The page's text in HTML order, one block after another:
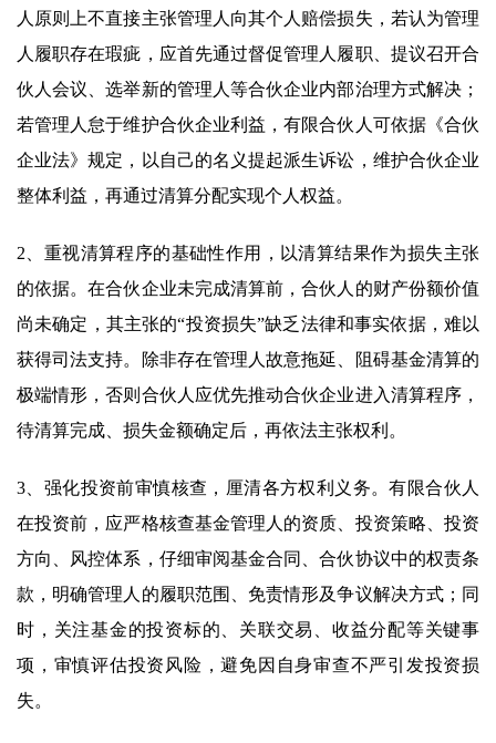
人原则上不直接主张管理人向其个人赔偿损失，若认为管理
人履职存在瑕疵，应首先通过督促管理人履职、提议召开合
伙人会议、选举新的管理人等合伙企业内部治理方式解决；
若管理人怠于维护合伙企业利益，有限合伙人可依据《合伙
企业法》规定，以自己的名义提起派生诉讼，维护合伙企业
整体利益，再通过清算分配实现个人权益。
2、重视清算程序的基础性作用，以清算结果作为损失主张
的依据。在合伙企业未完成清算前，合伙人的财产份额价值
尚未确定，其主张的“投资损失”缺乏法律和事实依据，难以
获得司法支持。除非存在管理人故意拖延、阻碍基金清算的
极端情形，否则合伙人应优先推动合伙企业进入清算程序，
待清算完成、损失金额确定后，再依法主张权利。
3、强化投资前审慎核查，厘清各方权利义务。有限合伙人
在投资前，应严格核查基金管理人的资质、投资策略、投资
方向、风控体系，仔细审阅基金合同、合伙协议中的权责条
款，明确管理人的履职范围、免责情形及争议解决方式；同
时，关注基金的投资标的、关联交易、收益分配等关键事
项，审慎评估投资风险，避免因自身审查不严引发投资损
失。